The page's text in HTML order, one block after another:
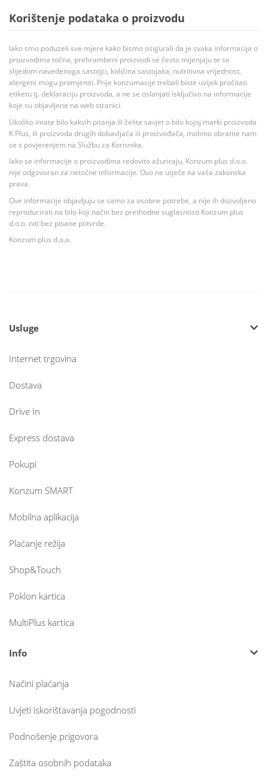
Korištenje podataka o proizvodu
Iako smo poduzeli sve mjere kako bismo osigurali da je svaka informacija o
proizvodima točna, prehrambeni proizvodi se često mijenjaju te se
slijedom navedenoga sastojci, količina sastojaka, nutritivna vrijednost,
alergeni mogu promjeniti. Prije konzumacije trebali biste uvijek pročitati
etiketu tj. deklaraciju proizvoda, a ne se oslanjati isključivo na informacije
koje su objavljene na web stranici.
Ukoliko imate bilo kakvih pitanja ili želite savjet o bilo kojoj marki proizvoda
K Plus, ili proizvoda drugih dobavljača ili proizvođača, molimo obratite nam
se s povjerenjem na Službu za Korisnike.
Iako se informacije o proizvodima redovito ažuriraju, Konzum plus d.o.o.
nije odgovoran za netočne informacije. Ovo ne utječe na vaša zakonska
prava.
Ove informacije objavljuju se samo za osobne potrebe, a nije ih dozvoljeno
reproducirati na bilo koji način bez prethodne suglasnosti Konzum plus
d.o.o. niti bez pisane potvrde.
Konzum plus d.o.o.
Usluge
Internet trgovina
Dostava
Drive In
Express dostava
Pokupi
Konzum SMART
Mobilna aplikacija
Plaćanje režija
Shop&Touch
Poklon kartica
MultiPlus kartica
Info
Načini plaćanja
Uvjeti iskorištavanja pogodnosti
Podnošenje prigovora
Zaštita osobnih podataka